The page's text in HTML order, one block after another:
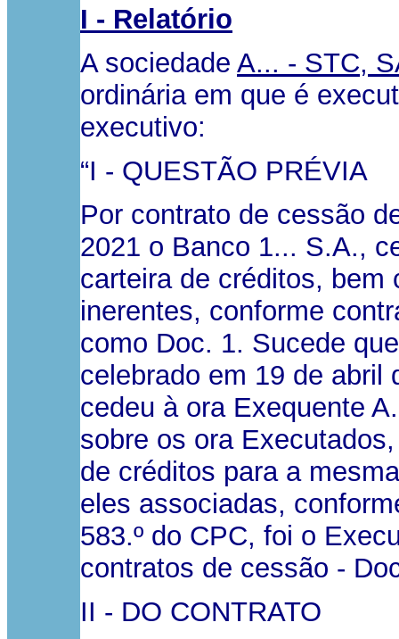
I - Relatório
A sociedade A... - STC,
ordinária em que é
executivo:
“I - QUESTÃO PRÉVIA
Por contrato de cessão
2021 o Banco 1... S.A.,
carteira de créditos, bem
inerentes, conforme
como Doc. 1. Sucede
celebrado em 19 de abril
cedeu à ora Exequente
sobre os ora
de créditos para a
eles associadas,
583.º do CPC, foi o
contratos de cessão -
II - DO CONTRATO